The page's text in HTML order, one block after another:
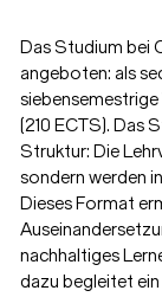
Das Studium bei
angeboten: als
(210 ECTS). Das
Struktur: Die
sondern werden
Dieses Format
nachhaltiges
dazu begleitet